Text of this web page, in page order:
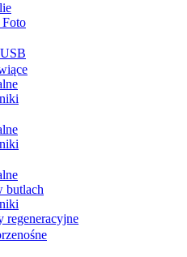
Foto
butlach
regeneracyjne